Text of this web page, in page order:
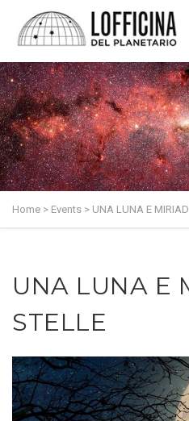
Home > Events > UNA LUNA E
UNA LUNA E
STELLE